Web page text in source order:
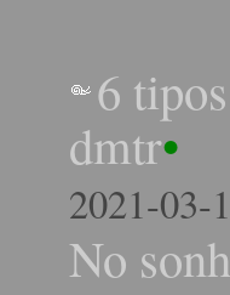
6
dmtr•
2021-03-
No